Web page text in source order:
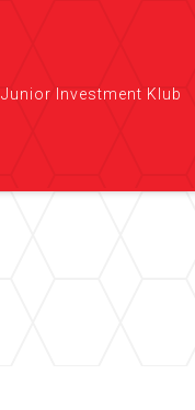
Junior Investment Klub